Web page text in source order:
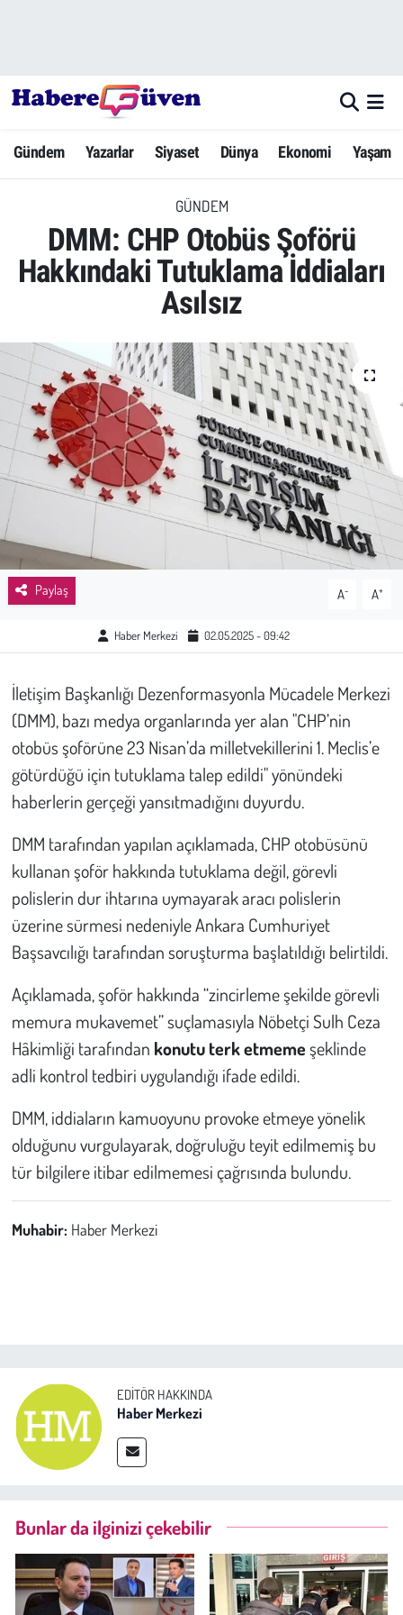
Gündem Yazarlar Siyaset Dünya Ekonomi Yaşam
GÜNDEM
DMM: CHP Otobüs Şoförü
Hakkındaki Tutuklama İddiaları
Asılsız
Paylaş A- A+
Haber Merkezi 02.05.2025 - 09:42
İletişim Başkanlığı Dezenformasyonla Mücadele Merkezi
(DMM), bazı medya organlarında yer alan "CHP’nin
otobüs şoförüne 23 Nisan’da milletvekillerini 1. Meclis’e
götürdüğü için tutuklama talep edildi" yönündeki
haberlerin gerçeği yansıtmadığını duyurdu.
DMM tarafından yapılan açıklamada, CHP otobüsünü
kullanan şoför hakkında tutuklama değil, görevli
polislerin dur ihtarına uymayarak aracı polislerin
üzerine sürmesi nedeniyle Ankara Cumhuriyet
Başsavcılığı tarafından soruşturma başlatıldığı belirtildi.
Açıklamada, şoför hakkında “zincirleme şekilde görevli
memura mukavemet” suçlamasıyla Nöbetçi Sulh Ceza
Hâkimliği tarafından konutu terk etmemeşeklinde
adli kontrol tedbiri uygulandığı ifade edildi.
DMM, iddiaların kamuoyunu provoke etmeye yönelik
olduğunu vurgulayarak, doğruluğu teyit edilmemiş bu
tür bilgilere itibar edilmemesi çağrısında bulundu.
Muhabir: Haber Merkezi
EDITÖR HAKKINDA
Haber Merkezi
Bunlar da ilginizi çekebilir
Yazarlar
Dünya
Ekonomi
Yerel Haberler
Eğitim
Sağlık
Kadın
Spor
Bilim - Teknoloji
İnsan Hakları
Hayvan Hakları
Çevre
Galeri
Günün İçinden
Vefat İlanları
Tarih
Hukuk
Tarım
Son Dakika
Hava Durumu
Trafik Durumu
Süper Lig Puan Durumu ve Fikstür
Tüm Manşetler
Son Dakika Haberleri
Haber Arşivi